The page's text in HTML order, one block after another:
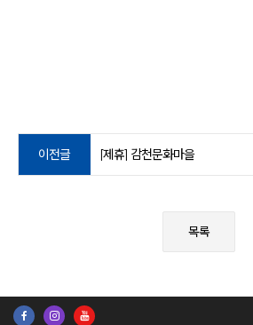
이전글 [제휴] 감천문화마을
목록